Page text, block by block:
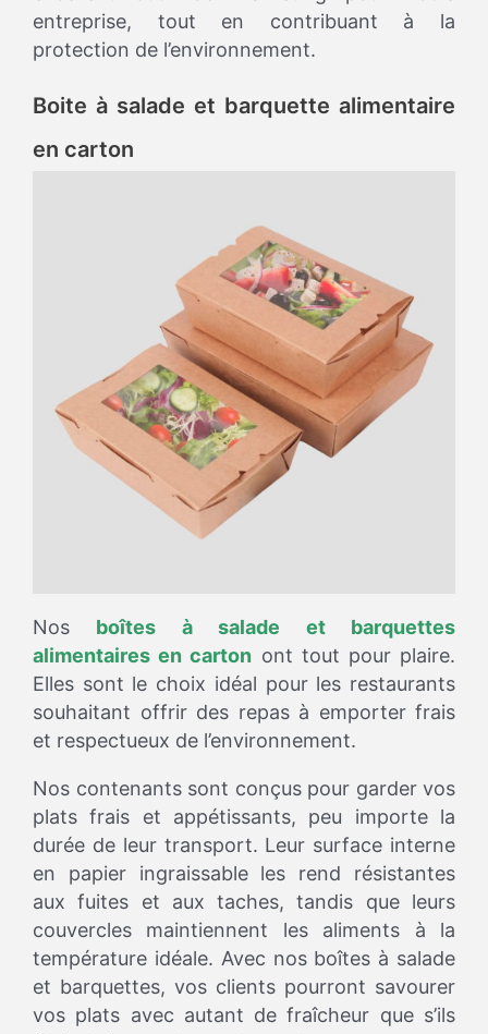
entreprise, tout en contribuant à la
protection de l’environnement.
Boite à salade et barquette alimentaire
en carton
Nos boîtes à salade et barquettes
alimentaires en carton ont tout pour plaire.
Elles sont le choix idéal pour les restaurants
souhaitant offrir des repas à emporter frais
et respectueux de l’environnement.
Nos contenants sont conçus pour garder vos
plats frais et appétissants, peu importe la
durée de leur transport. Leur surface interne
en papier ingraissable les rend résistantes
aux fuites et aux taches, tandis que leurs
couvercles maintiennent les aliments à la
température idéale. Avec nos boîtes à salade
et barquettes, vos clients pourront savourer
vos plats avec autant de fraîcheur que s’ils